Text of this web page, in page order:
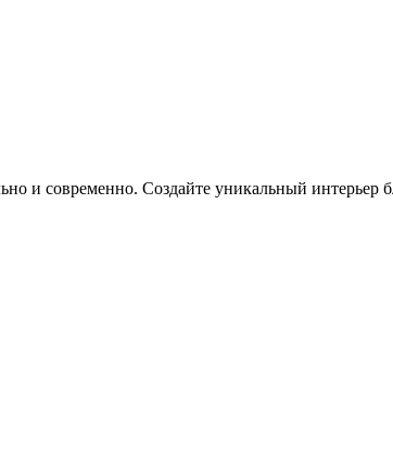
и современно. Создайте уникальный